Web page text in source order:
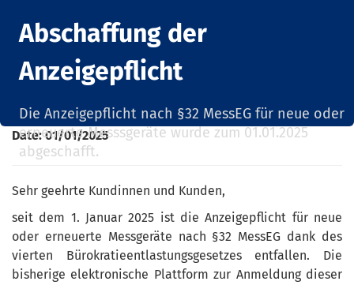
Abschaffung der
Anzeigepflicht
Die Anzeigepflicht nach §32 MessEG für neue oder
erneuerte Messsgeräte wurde zum 01.01.2025
abgeschafft.
Date:01/01/2025
Sehr geehrte Kundinnen und Kunden,
seit dem 1. Januar 2025 ist die Anzeigepflicht für neue
oder erneuerte Messgeräte nach §32 MessEG dank des
vierten Bürokratieentlastungsgesetzes entfallen. Die
bisherige elektronische Plattform zur Anmeldung dieser